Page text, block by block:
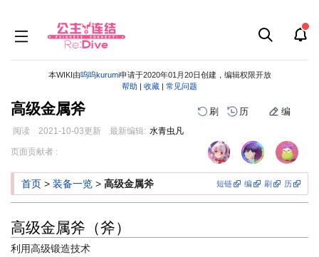
本WIKI由呜呜kurumi申请于2020年01月20日创建，编辑权限开放
帮助 | 收藏 | 常见问题
高级金属斧 刷 历 编
阅读 2021-10-03更新 最新编辑: 水青虫凡
跳
导
跳
搜
页面贡献者 :
短链 编 刷 历
首页 > 装备一览 > 高级金属斧
高级金属斧（斧）
利用高级锻造技术